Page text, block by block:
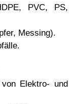
PVC, PS,
Messing).
Elektro- und